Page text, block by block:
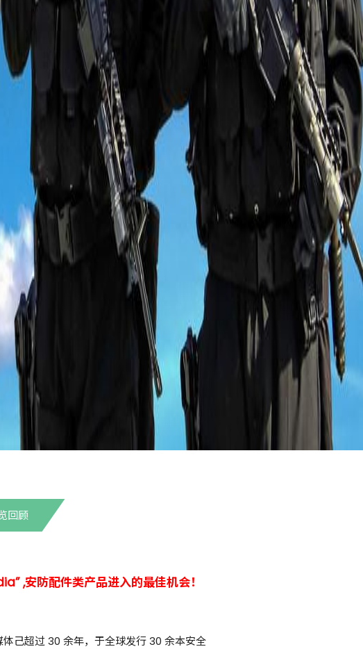
回顾
,安防配件类产品进入的最佳机会！
体己超过 30 余年，于全球发行 30 余本安全